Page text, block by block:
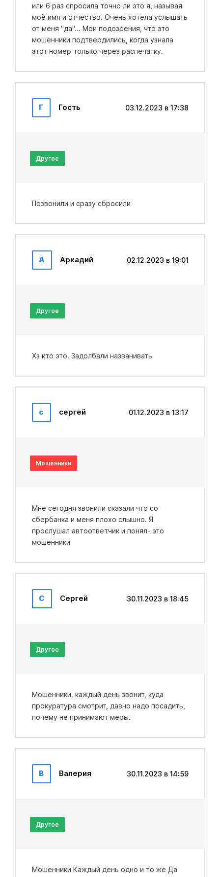
или 6 раз спросила точно ли это я, называя
моё имя и отчество. Очень хотела услышать
от меня "да"... Мои подозрения, что это
мошенники подтвердились, когда узнала
этот номер только через распечатку.
Г Гость 03.12.2023 в 17:38
Другое
Позвонили и сразу сбросили
А Аркадий 02.12.2023 в 19:01
Другое
Хз кто это. Задолбали названивать
с сергей 01.12.2023 в 13:17
Мошенники
Мне сегодня звонили сказали что со
сбербанка и меня плохо слышно. Я
прослушал автоответчик и понял- это
мошенники
С Сергей 30.11.2023 в 18:45
Другое
Мошенники, каждый день звонит, куда
прокуратура смотрит, давно надо посадить,
почему не принимают меры.
В Валерия 30.11.2023 в 14:59
Другое
Мошенники Каждый день одно и то же Да